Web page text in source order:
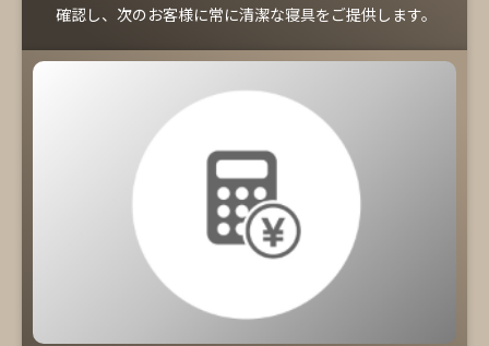
確認し、次のお客様に常に清潔な寝具をご提供します。